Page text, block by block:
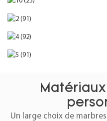
Un large choix de